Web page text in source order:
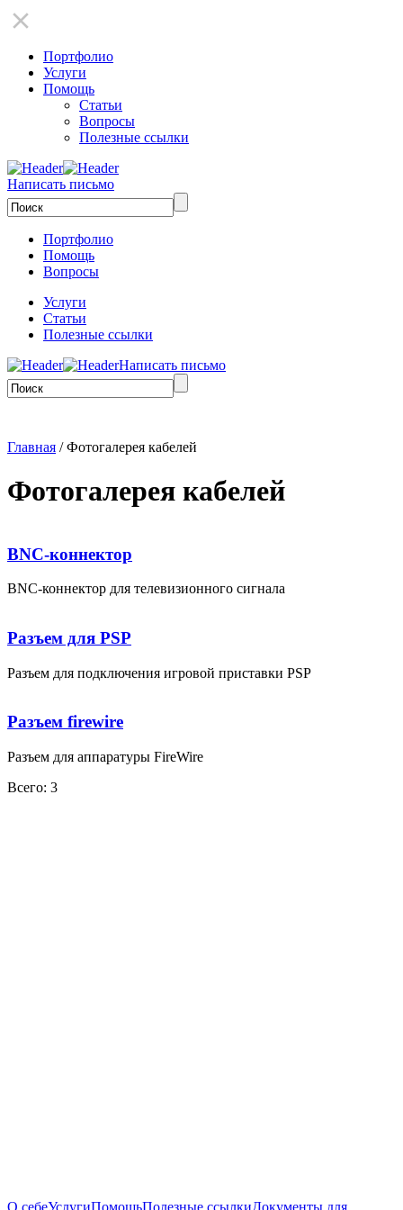
Портфолио
Услуги
Помощь
Статьи
Вопросы
Полезные ссылки
Написать письмо
Портфолио
Помощь
Вопросы
Услуги
Статьи
Полезные ссылки
Написать письмо
Главная / Фотогалерея кабелей
Фотогалерея кабелей
BNC-коннектор
BNC-коннектор для телевизионного сигнала
Разъем для PSP
Разъем для подключения игровой приставки PSP
Разъем firewire
Разъем для аппаратуры FireWire
Всего: 3